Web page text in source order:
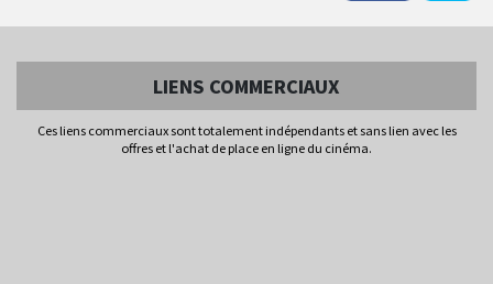
LIENS COMMERCIAUX
Ces liens commerciaux sont totalement indépendants et sans lien avec les
offres et l'achat de place en ligne du cinéma.